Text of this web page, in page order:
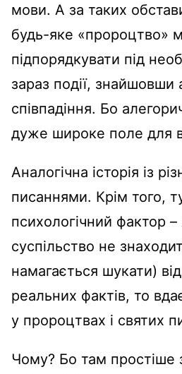
мови. А за таких
будь-яке «пророцтво»
підпорядкувати під
зараз події, знайшовши
співпадіння. Бо
дуже широке поле для
Аналогічна історія із
писаннями. Крім того,
психологічний фактор
суспільство не
намагається шукати)
реальних фактів, то
у пророцтвах і святих
Чому? Бо там простіше